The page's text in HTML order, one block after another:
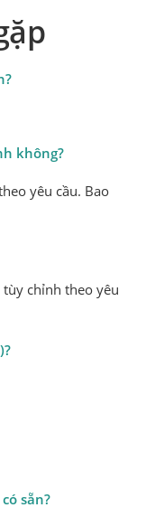
không?
yêu cầu. Bao
chỉnh theo yêu
sẵn?